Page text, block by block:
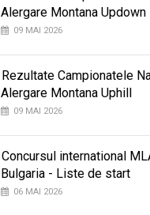
Alergare Montana Updown
09 MAI 2026
Rezultate Campionatele
Alergare Montana Uphill
09 MAI 2026
Concursul international
Bulgaria - Liste de start
06 MAI 2026